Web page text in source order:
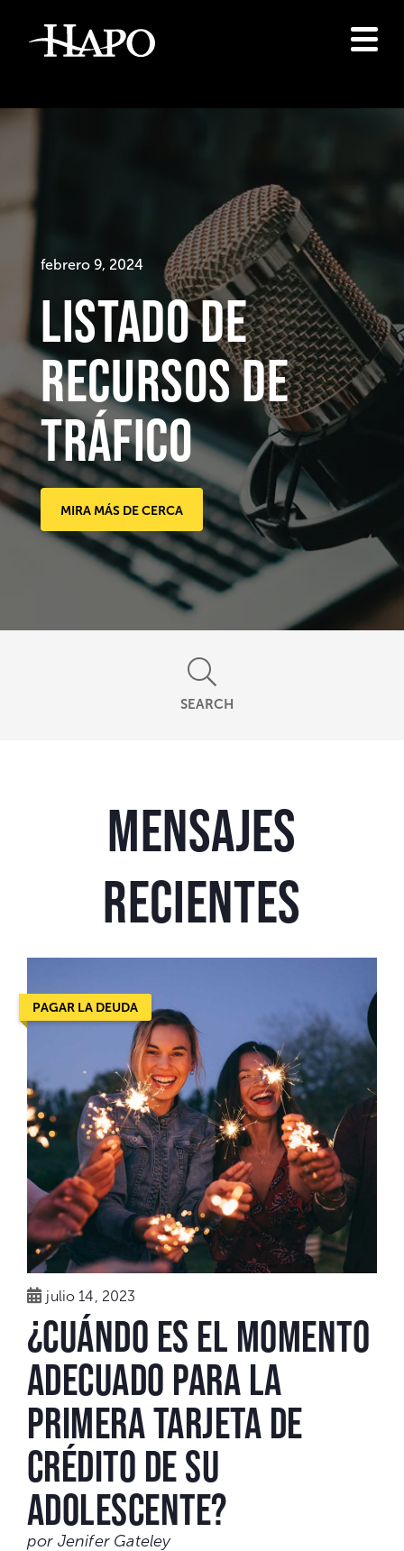
febrero 9, 2024
Listado de
recursos de
tráfico
MIRA MÁS DE CERCA
SEARCH
Mensajes
recientes
PAGAR LA DEUDA
julio 14, 2023
¿Cuándo es el momento
adecuado para la
primera tarjeta de
crédito de su
adolescente?
por Jenifer Gateley